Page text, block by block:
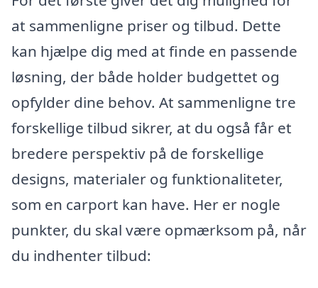
at sammenligne priser og tilbud. Dette
kan hjælpe dig med at finde en passende
løsning, der både holder budgettet og
opfylder dine behov. At sammenligne tre
forskellige tilbud sikrer, at du også får et
bredere perspektiv på de forskellige
designs, materialer og funktionaliteter,
som en carport kan have. Her er nogle
punkter, du skal være opmærksom på, når
du indhenter tilbud: